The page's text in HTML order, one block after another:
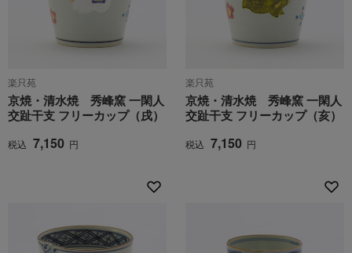
楽只苑
京焼・清水焼 秀峰窯 一閑人
交趾干支 フリーカップ（戌）
税込 7,150 円
楽只苑
京焼・清水焼 秀峰窯 一閑人
交趾干支 フリーカップ（亥）
税込 7,150 円